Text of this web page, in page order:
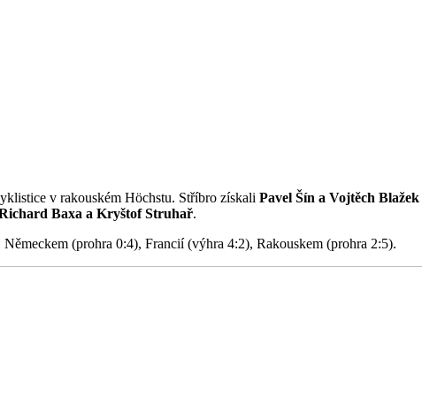
v rakouském Höchstu. Stříbro získali Pavel Šín a Vojtěch Blažek
Baxa a Kryštof Struhař.
(prohra 0:4), Francií (výhra 4:2), Rakouskem (prohra 2:5).